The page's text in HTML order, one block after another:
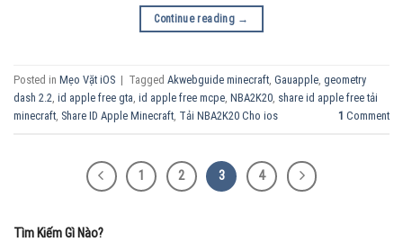
Continue reading →
Posted in Mẹo Vặt iOS | Tagged Akwebguide minecraft, Gauapple, geometry
dash 2.2, id apple free gta, id apple free mcpe, NBA2K20, share id apple free tải
minecraft, Share ID Apple Minecraft, Tải NBA2K20 Cho ios 1 Comment
1 2 3 4
Tìm Kiếm Gì Nào?